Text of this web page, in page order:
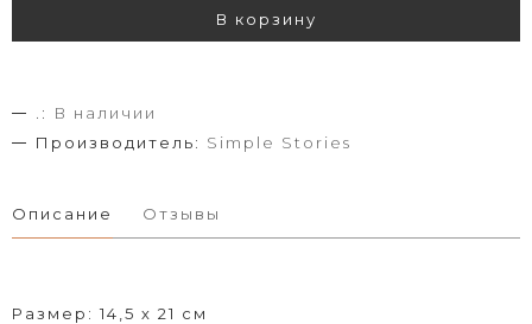
В корзину
.:
В наличии
Производитель: Simple Stories
Описание Отзывы
Размер: 14,5 х 21 см